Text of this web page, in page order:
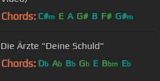
Chords: C#m E A G# B F# G#m
Die Ärzte "Deine Schuld"
Chords: Db Ab Bb Gb E Bbm Eb